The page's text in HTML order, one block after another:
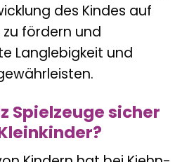
des Kindes auf
fördern und
Langlebigkeit und
Spielzeuge sicher